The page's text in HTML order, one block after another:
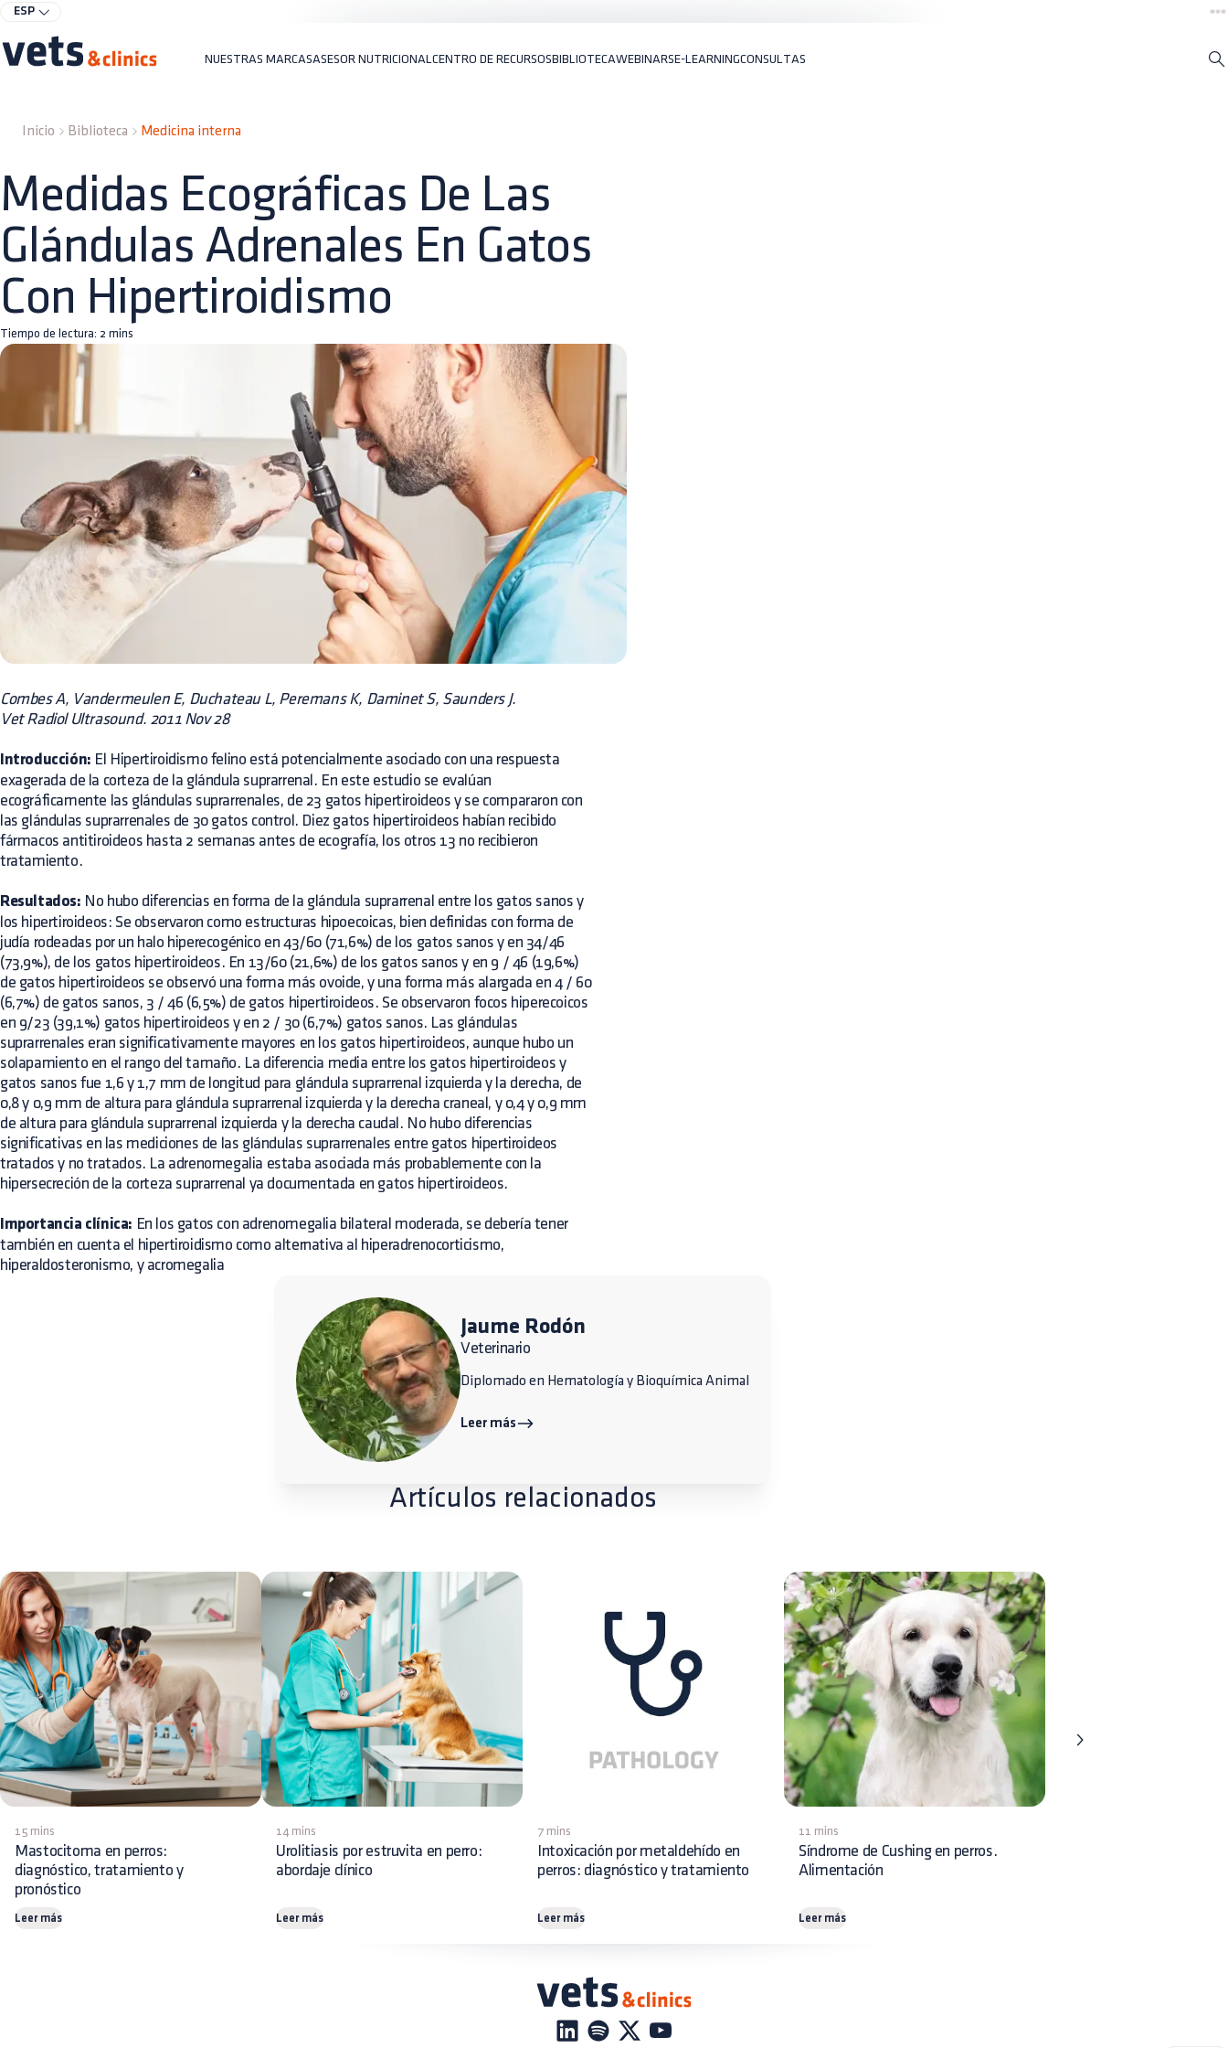
ESP
NUESTRAS MARCASASESOR NUTRICIONAL CENTRO DE RECURSOSBIBLIOTECAWEBINARSE-LEARNINGCONSULTAS
Inicio Biblioteca Medicina interna
Medidas Ecográficas De Las
Glándulas Adrenales En Gatos
Con Hipertiroidismo
Tiempo de lectura: 2 mins
Combes A, Vandermeulen E, Duchateau L, Peremans K, Daminet S, Saunders J.
Vet Radiol Ultrasound. 2011 Nov 28
Introducción: El Hipertiroidismo felino está potencialmente asociado con una respuesta
exagerada de la corteza de la glándula suprarrenal. En este estudio se evalúan
ecográficamente las glándulas suprarrenales, de 23 gatos hipertiroideos y se compararon con
las glándulas suprarrenales de 30 gatos control. Diez gatos hipertiroideos habían recibido
fármacos antitiroideos hasta 2 semanas antes de ecografía, los otros 13 no recibieron
tratamiento.
Resultados: No hubo diferencias en forma de la glándula suprarrenal entre los gatos sanos y
los hipertiroideos: Se observaron como estructuras hipoecoicas, bien definidas con forma de
judía rodeadas por un halo hiperecogénico en 43/60 (71,6%) de los gatos sanos y en 34/46
(73,9%), de los gatos hipertiroideos. En 13/60 (21,6%) de los gatos sanos y en 9 / 46 (19,6%)
de gatos hipertiroideos se observó una forma más ovoide, y una forma más alargada en 4 / 60
(6,7%) de gatos sanos, 3 / 46 (6,5%) de gatos hipertiroideos. Se observaron focos hiperecoicos
en 9/23 (39,1%) gatos hipertiroideos y en 2 / 30 (6,7%) gatos sanos. Las glándulas
suprarrenales eran significativamente mayores en los gatos hipertiroideos, aunque hubo un
solapamiento en el rango del tamaño. La diferencia media entre los gatos hipertiroideos y
gatos sanos fue 1,6 y 1,7 mm de longitud para glándula suprarrenal izquierda y la derecha, de
0,8 y 0,9 mm de altura para glándula suprarrenal izquierda y la derecha craneal, y 0,4 y 0,9 mm
de altura para glándula suprarrenal izquierda y la derecha caudal. No hubo diferencias
significativas en las mediciones de las glándulas suprarrenales entre gatos hipertiroideos
tratados y no tratados. La adrenomegalia estaba asociada más probablemente con la
hipersecreción de la corteza suprarrenal ya documentada en gatos hipertiroideos.
Importancia clínica: En los gatos con adrenomegalia bilateral moderada, se debería tener
también en cuenta el hipertiroidismo como alternativa al hiperadrenocorticismo,
hiperaldosteronismo, y acromegalia
Jaume Rodón
Veterinario
Diplomado en Hematología y Bioquímica Animal
Leer más
Artículos relacionados
15 mins
Mastocitoma en perros:
diagnóstico, tratamiento y
pronóstico
Leer más
14 mins
Urolitiasis por estruvita en perro:
abordaje clínico
Leer más
7 mins
Intoxicación por metaldehído en
perros: diagnóstico y tratamiento
Leer más
11 mins
Síndrome de Cushing en perros.
Alimentación
Leer más